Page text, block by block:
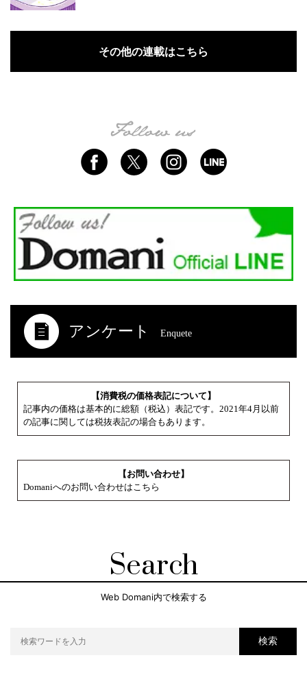
その他の連載はこちら
アンケート Enquete
【消費税の価格表記について】
記事内の価格は基本的に総額（税込）表記です。2021年4月以前
の記事に関しては税抜表記の場合もあります。
【お問い合わせ】
Domaniへのお問い合わせはこちら
Search
Web Domani内で検索する
検索